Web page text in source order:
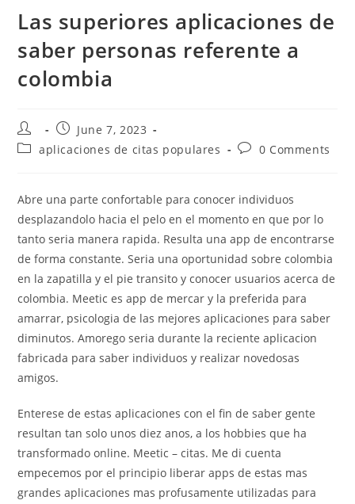
Las superiores aplicaciones de
saber personas referente a
colombia
Post
author:
Post
published:
June 7, 2023
Postaplicaciones de citas populares
Post0 Comments
Abre una parte confortable para conocer individuos
desplazandolo hacia el pelo en el momento en que por lo
tanto seri­a manera rapida. Resulta una app de encontrarse
de forma constante. Seri­a una oportunidad sobre colombia
en la zapatilla y el pie transito y conocer usuarios acerca de
colombia. Meetic es app de mercar y la preferida para
amarrar, psicologia de las mejores aplicaciones para saber
diminutos. Amorego seri­a durante la reciente aplicacion
fabricada para saber individuos y realizar novedosas
amigos.
Enterese de estas aplicaciones con el fin de saber gente
resultan tan solo unos diez anos, a los hobbies que ha
transformado online. Meetic – citas. Me di cuenta
empecemos por el principio liberar apps de estas mas
grandes aplicaciones mas profusamente utilizadas para